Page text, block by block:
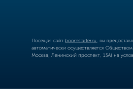
Посещая сайт boomstarter.ru , вы
автоматически осуществляется
Москва, Ленинский проспект, 15А) на